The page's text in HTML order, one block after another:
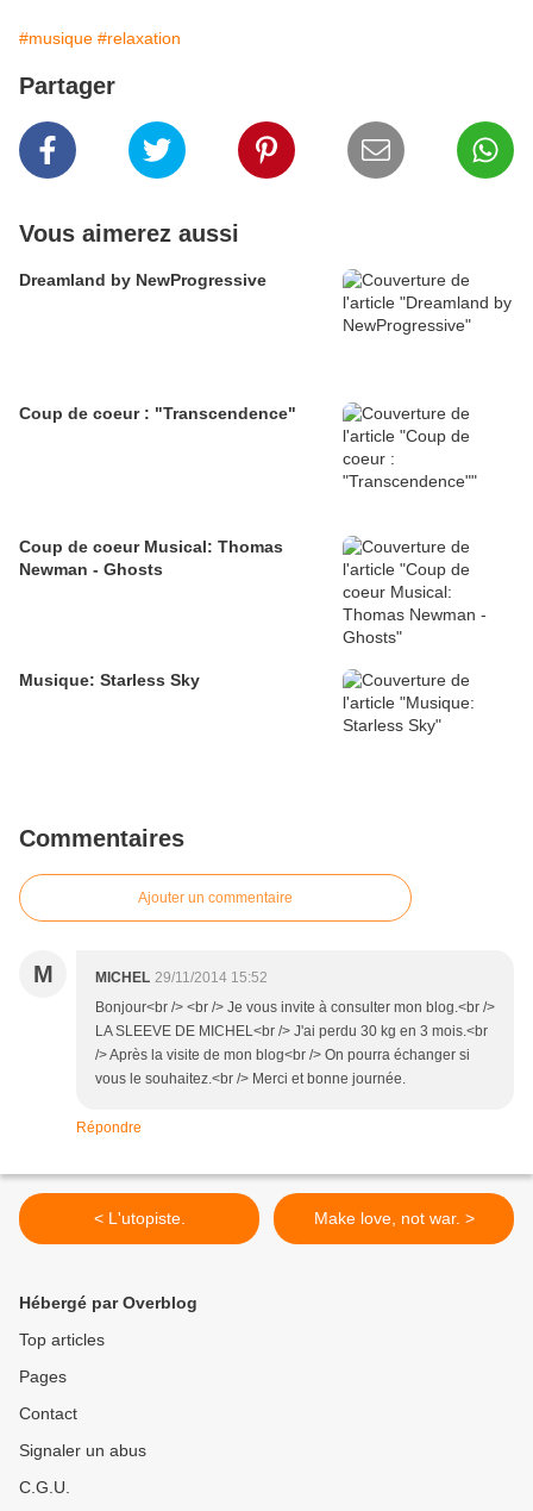
#musique #relaxation
Partager
Vous aimerez aussi
Dreamland by NewProgressive
Coup de coeur : "Transcendence"
Coup de coeur Musical: Thomas
Newman - Ghosts
Musique: Starless Sky
Commentaires
Ajouter un commentaire
M MICHEL 29/11/2014 15:52
Bonjour<br /> <br /> Je vous invite à consulter mon blog.<br />
LA SLEEVE DE MICHEL<br /> J'ai perdu 30 kg en 3 mois.<br
/> Après la visite de mon blog<br /> On pourra échanger si
vous le souhaitez.<br /> Merci et bonne journée.
Répondre
< L'utopiste. Make love, not war. >
Hébergé par Overblog
Top articles
Pages
Contact
Signaler un abus
C.G.U.